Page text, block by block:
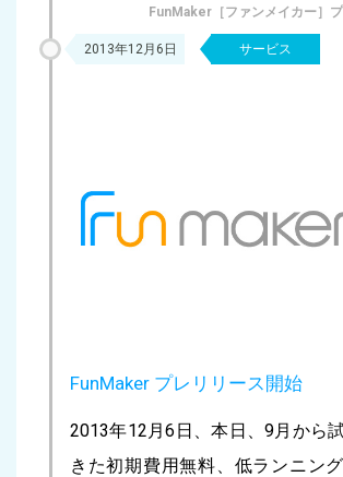
FunMaker［ファンメイカー］
2013年12月6日 サービス
FunMaker プレリリース開始
2013年12月6日、本日、9月から
きた初期費用無料、低ランニン